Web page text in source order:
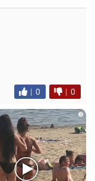
| 0 | 0
i